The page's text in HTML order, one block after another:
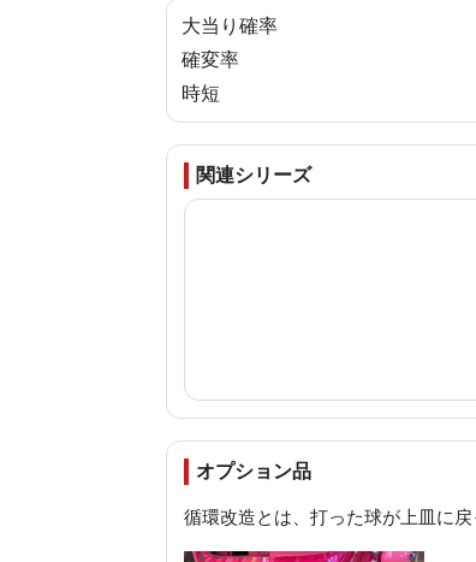
大当り確率
確変率
時短
関連シリーズ
オプション品
循環改造とは、打った球が上皿に